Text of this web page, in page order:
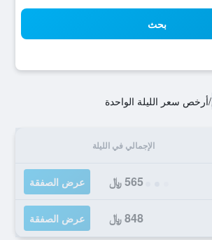
بحث
/أرخص سعر الليلة الواحدة
الإجمالي في الليلة
565 ﷼ عرض الصفقة
848 ﷼ عرض الصفقة